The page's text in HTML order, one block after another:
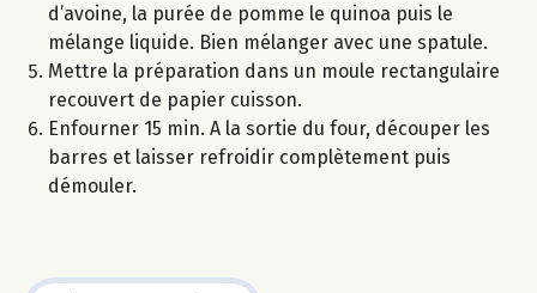
d’avoine, la purée de pomme le quinoa puis le
mélange liquide. Bien mélanger avec une spatule.
Mettre la préparation dans un moule rectangulaire
recouvert de papier cuisson.
Enfourner 15 min. A la sortie du four, découper les
barres et laisser refroidir complètement puis
démouler.